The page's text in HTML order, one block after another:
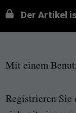
Der Artikel
Mit einem
Registrieren Sie